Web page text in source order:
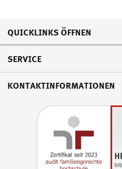
QUICKLINKS ÖFFNEN
SERVICE
KONTAKTINFORMATIONEN